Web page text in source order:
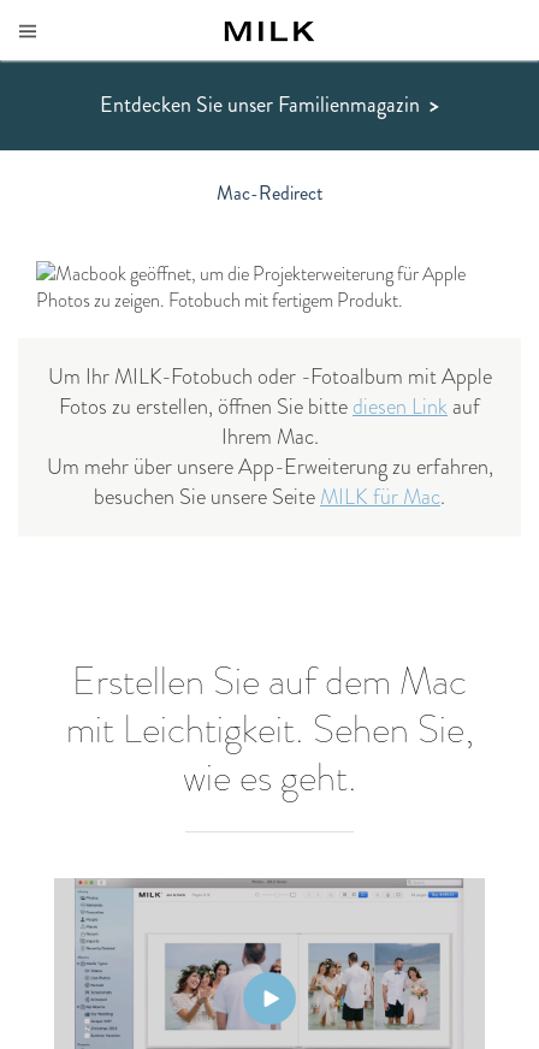
Entdecken Sie unser Familienmagazin >
Mac-Redirect
Um Ihr MILK-Fotobuch oder -Fotoalbum mit Apple
Fotos zu erstellen, öffnen Sie bittediesen Linkauf
Ihrem Mac.
Um mehr über unsere App-Erweiterung zu erfahren,
besuchen Sie unsere SeiteMILK für Mac.
Erstellen Sie auf dem Mac
mit Leichtigkeit. Sehen Sie,
wie es geht.